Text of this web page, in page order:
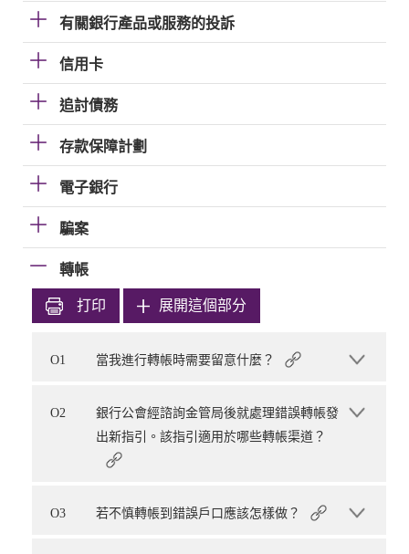
有關銀行產品或服務的投訴
信用卡
追討債務
存款保障計劃
電子銀行
騙案
轉帳
打印 展開這個部分
O1 當我進行轉帳時需要留意什麼？
O2
銀行公會經諮詢金管局後就處理錯誤轉帳發
出新指引。該指引適用於哪些轉帳渠道？
O3 若不慎轉帳到錯誤戶口應該怎樣做？